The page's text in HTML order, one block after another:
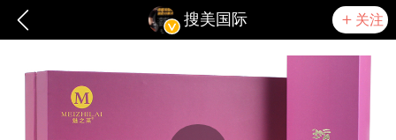
搜美国际 关注